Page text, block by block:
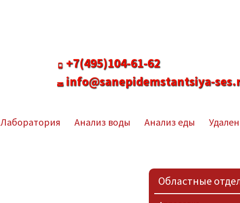
+7(495)104-61-62
info@sanepidemstantsiya-
Лаборатория Анализ воды Анализ еды
Основная
панель
Областные